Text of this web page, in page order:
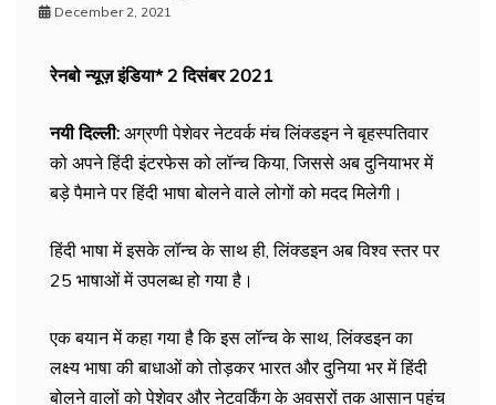
December 2, 2021
रेनबो न्यूज़ इंडिया* 2 दिसंबर 2021
नयी दिल्ली: अग्रणी पेशेवर नेटवर्क मंच लिंक्डइन ने बृहस्पतिवार
को अपने हिंदी इंटरफेस को लॉन्च किया, जिससे अब दुनियाभर में
बड़े पैमाने पर हिंदी भाषा बोलने वाले लोगों को मदद मिलेगी।
हिंदी भाषा में इसके लॉन्च के साथ ही, लिंक्डइन अब विश्व स्तर पर
25 भाषाओं में उपलब्ध हो गया है।
एक बयान में कहा गया है कि इस लॉन्च के साथ, लिंक्डइन का
लक्ष्य भाषा की बाधाओं को तोड़कर भारत और दुनिया भर में हिंदी
बोलने वालों को पेशेवर और नेटवर्किंग के अवसरों तक आसान पहुंच